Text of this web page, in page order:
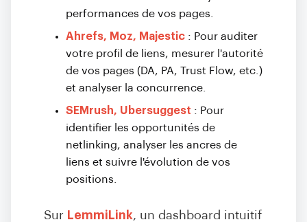
performances de vos pages.
Ahrefs, Moz, Majestic : Pour auditer
votre profil de liens, mesurer l'autorité
de vos pages (DA, PA, Trust Flow, etc.)
et analyser la concurrence.
SEMrush, Ubersuggest : Pour
identifier les opportunités de
netlinking, analyser les ancres de
liens et suivre l'évolution de vos
positions.
Sur LemmiLink, un dashboard intuitif